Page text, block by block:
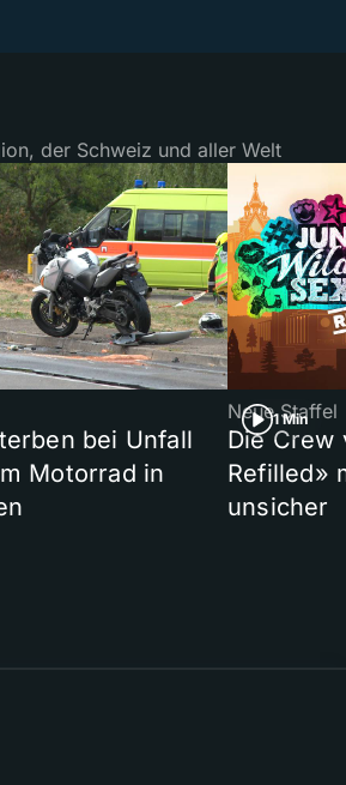
der Schweiz und aller Welt
bei Unfall
Motorrad in
1 Min
Neue Staffel
Die Crew
Refilled»
unsicher